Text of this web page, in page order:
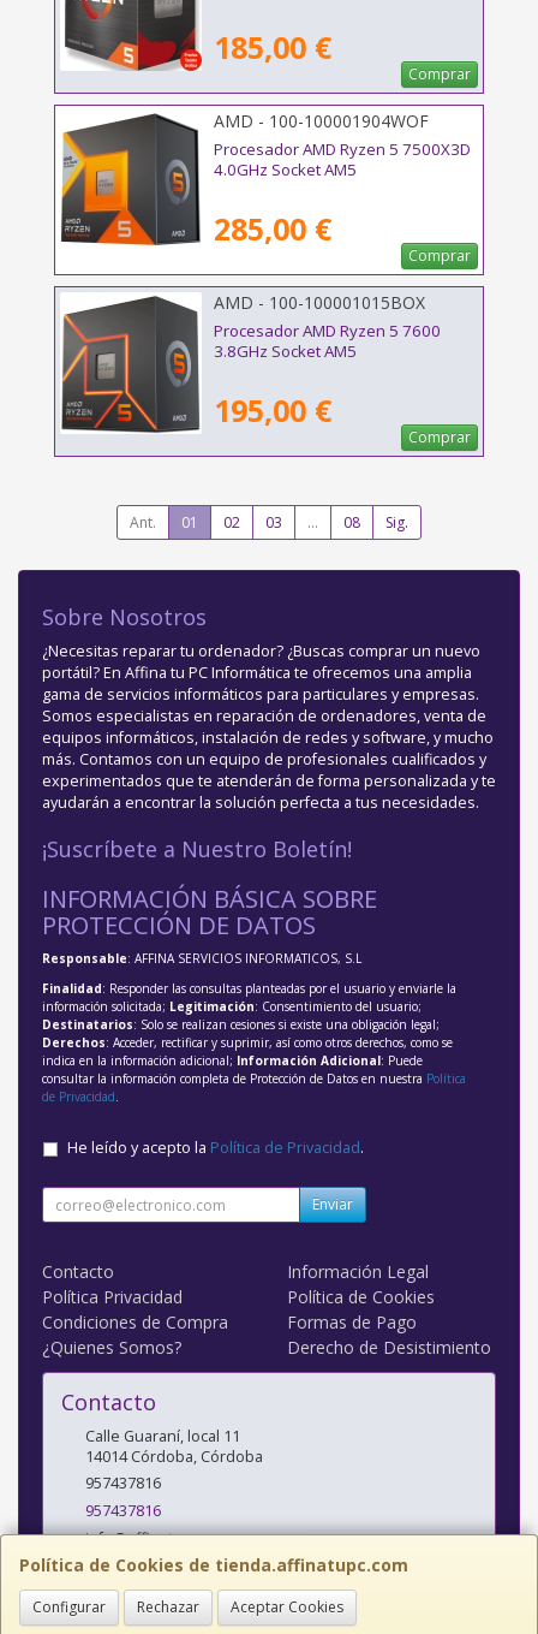
185,00 €
Comprar
AMD - 100-100001904WOF
Procesador AMD Ryzen 5 7500X3D
4.0GHz Socket AM5
285,00 €
Comprar
AMD - 100-100001015BOX
Procesador AMD Ryzen 5 7600
3.8GHz Socket AM5
195,00 €
Comprar
Ant. 01 02 03 ... 08 Sig.
Política de Cookies de tienda.affinatupc.com
Configurar Rechazar Aceptar Cookies
Sobre Nosotros
¿Necesitas reparar tu ordenador? ¿Buscas comprar un nuevo
portátil? En Affina tu PC Informática te ofrecemos una amplia
gama de servicios informáticos para particulares y empresas.
Somos especialistas en reparación de ordenadores, venta de
equipos informáticos, instalación de redes y software, y mucho
más. Contamos con un equipo de profesionales cualificados y
experimentados que te atenderán de forma personalizada y te
ayudarán a encontrar la solución perfecta a tus necesidades.
¡Suscríbete a Nuestro Boletín!
INFORMACIÓN BÁSICA SOBRE
PROTECCIÓN DE DATOS
Responsable: AFFINA SERVICIOS INFORMATICOS, S.L
Finalidad: Responder las consultas planteadas por el usuario y enviarle la
información solicitada; Legitimación: Consentimiento del usuario;
Destinatarios: Solo se realizan cesiones si existe una obligación legal;
Derechos: Acceder, rectificar y suprimir, así como otros derechos, como se
indica en la información adicional; Información Adicional: Puede
consultar la información completa de Protección de Datos en nuestra Política
de Privacidad.
He leído y acepto la Política de Privacidad.
Enviar
Contacto
Información Legal
Política Privacidad
Política de Cookies
Condiciones de Compra
Formas de Pago
¿Quienes Somos?
Derecho de Desistimiento
Contacto
Calle Guaraní, local 11
14014 Córdoba, Córdoba
957437816
957437816
info@affinatupc.com
Horario